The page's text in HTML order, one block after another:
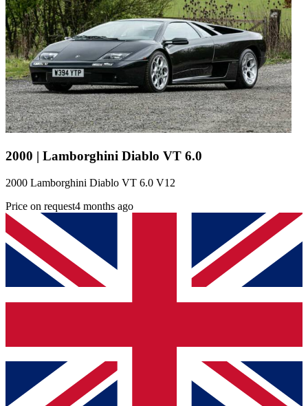
2000 | Lamborghini Diablo VT 6.0
2000 Lamborghini Diablo VT 6.0 V12
Price on request4 months ago